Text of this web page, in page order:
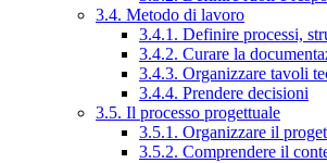
3.4. Metodo di lavoro
3.4.1. Definire processi,
3.4.2. Curare la
3.4.3. Organizzare tavoli
3.4.4. Prendere decisioni
3.5. Il processo progettuale
3.5.1. Organizzare il
3.5.2. Comprendere il